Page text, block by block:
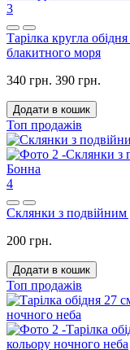
3
Тарілка кругла
блакитного моря
340 грн. 390 грн.
Додати в кошик
Топ продажів
4
Склянки з
200 грн.
Додати в кошик
Топ продажів